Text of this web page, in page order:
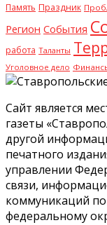
Память Праздник
Регион События
работа Таланты
Уголовное дело
Сайт является
газеты
другой
печатного
управлении
связи,
коммуникаций
федеральному